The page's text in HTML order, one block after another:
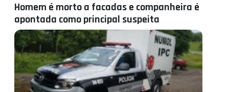
Homem é morto a facadas e companheira é
apontada como principal suspeita